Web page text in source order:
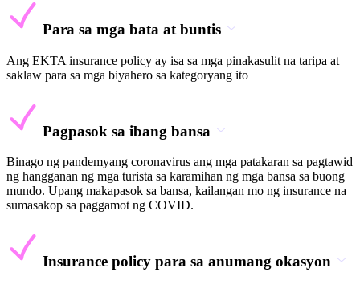
Para sa mga bata at buntis
Ang EKTA insurance policy ay isa sa mga pinakasulit na taripa at
saklaw para sa mga biyahero sa kategoryang ito
Pagpasok sa ibang bansa
Binago ng pandemyang coronavirus ang mga patakaran sa pagtawid
ng hangganan ng mga turista sa karamihan ng mga bansa sa buong
mundo. Upang makapasok sa bansa, kailangan mo ng insurance na
sumasakop sa paggamot ng COVID.
Insurance policy para sa anumang okasyon